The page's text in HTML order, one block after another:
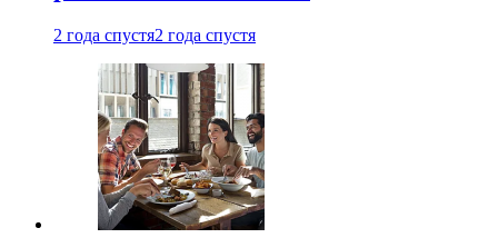
2 года спустя2 года спустя